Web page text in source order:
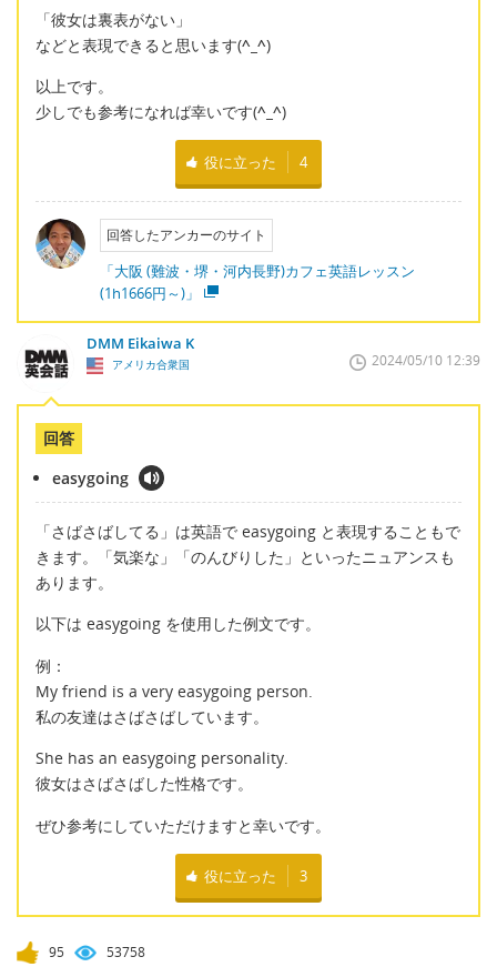
「彼女は裏表がない」
などと表現できると思います(^_^)
以上です。
少しでも参考になれば幸いです(^_^)
役に立った 4
回答したアンカーのサイト
「大阪 (難波・堺・河内長野)カフェ英語レッスン
(1h1666円～)」
DMM Eikaiwa K
アメリカ合衆国 2024/05/10 12:39
回答
easygoing
「さばさばしてる」は英語で easygoing と表現することもで
きます。「気楽な」「のんびりした」といったニュアンスも
あります。
以下は easygoing を使用した例文です。
例：
My friend is a very easygoing person.
私の友達はさばさばしています。
She has an easygoing personality.
彼女はさばさばした性格です。
ぜひ参考にしていただけますと幸いです。
役に立った 3
95 53758